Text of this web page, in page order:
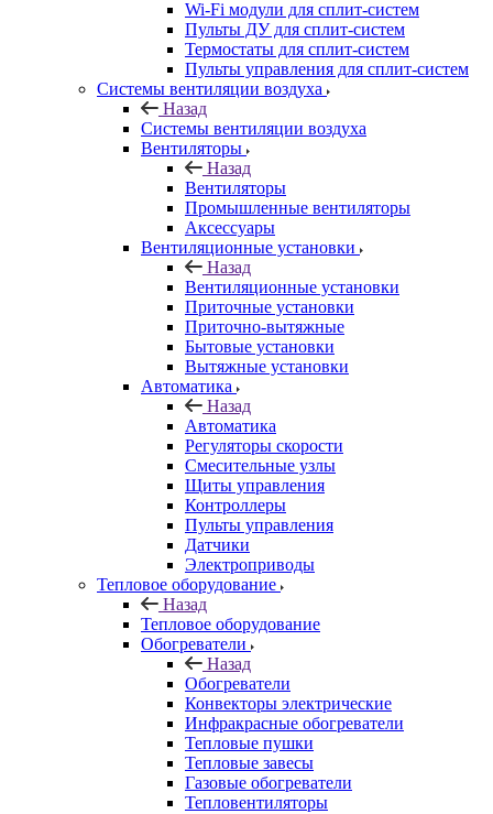
Wi-Fi модули для сплит-систем
Пульты ДУ для сплит-систем
Термостаты для сплит-систем
Пульты управления для сплит-систем
Системы вентиляции воздуха
Назад
Системы вентиляции воздуха
Вентиляторы
Назад
Вентиляторы
Промышленные вентиляторы
Аксессуары
Вентиляционные установки
Назад
Вентиляционные установки
Приточные установки
Приточно-вытяжные
Бытовые установки
Вытяжные установки
Автоматика
Назад
Автоматика
Регуляторы скорости
Смесительные узлы
Щиты управления
Контроллеры
Пульты управления
Датчики
Электроприводы
Тепловое оборудование
Назад
Тепловое оборудование
Обогреватели
Назад
Обогреватели
Конвекторы электрические
Инфракрасные обогреватели
Тепловые пушки
Тепловые завесы
Газовые обогреватели
Тепловентиляторы